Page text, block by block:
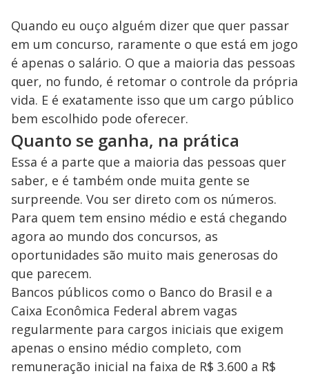
Quando eu ouço alguém dizer que quer passar
em um concurso, raramente o que está em jogo
é apenas o salário. O que a maioria das pessoas
quer, no fundo, é retomar o controle da própria
vida. E é exatamente isso que um cargo público
bem escolhido pode oferecer.
Quanto se ganha, na prática
Essa é a parte que a maioria das pessoas quer
saber, e é também onde muita gente se
surpreende. Vou ser direto com os números.
Para quem tem ensino médio e está chegando
agora ao mundo dos concursos, as
oportunidades são muito mais generosas do
que parecem.
Bancos públicos como o Banco do Brasil e a
Caixa Econômica Federal abrem vagas
regularmente para cargos iniciais que exigem
apenas o ensino médio completo, com
remuneração inicial na faixa de R$ 3.600 a R$